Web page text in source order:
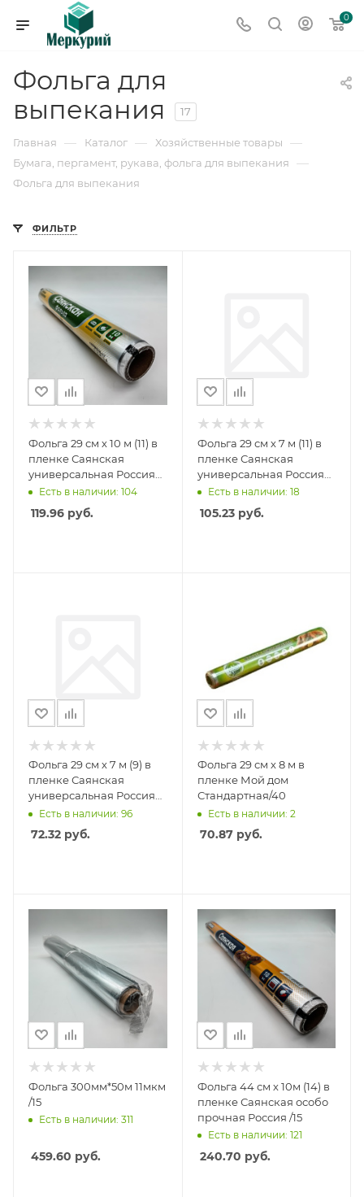
0
Фольга для
выпекания
17
Главная — Каталог — Хозяйственные товары —
Бумага, пергамент, рукава, фольга для выпекания —
Фольга для выпекания
ФИЛЬТР
Фольга 29 см х 10 м (11) в
пленке Саянская
универсальная Россия
/35Есть в наличии: 104
119.96 руб.
Фольга 29 см х 7 м (11) в
пленке Саянская
универсальная Россия
/35Есть в наличии: 18
105.23руб.
Фольга 29 см х 7 м (9) в
пленке Саянская
универсальная Россия
/52Есть в наличии: 96
72.32 руб.
Фольга 29 см х 8 м в
пленке Мой дом
Стандартная/40
Есть в наличии: 2
70.87руб.
Фольга 300мм*50м 11мкм
/15
Есть в наличии: 311
459.60 руб.
Фольга 44 см х 10м (14) в
пленке Саянская особо
прочная Россия /15
Есть в наличии: 121
240.70 руб.